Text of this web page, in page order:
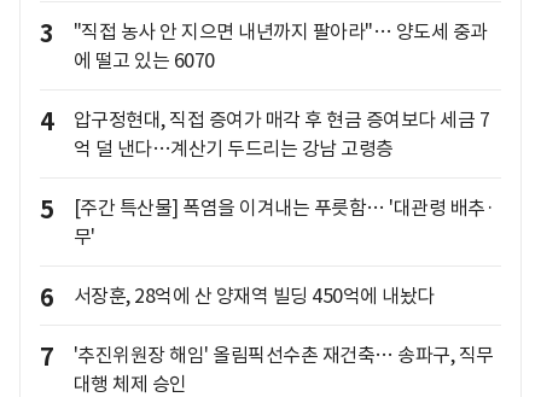
3
"직접 농사 안 지으면 내년까지 팔아라"… 양도세 중과
에 떨고 있는 6070
4
압구정현대, 직접 증여가 매각 후 현금 증여보다 세금 7
억 덜 낸다…계산기 두드리는 강남 고령층
5
[주간 특산물] 폭염을 이겨내는 푸릇함… '대관령 배추·
무'
6 서장훈, 28억에 산 양재역 빌딩 450억에 내놨다
7
'추진위원장 해임' 올림픽선수촌 재건축… 송파구, 직무
대행 체제 승인